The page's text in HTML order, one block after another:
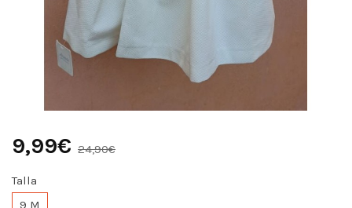
9,99€ 24,90€
Talla
9 M